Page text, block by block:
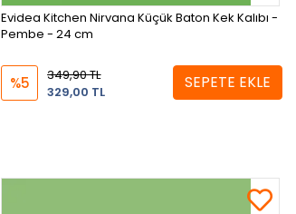
Evidea Kitchen Nirvana Küçük Baton Kek Kalıbı -
Pembe - 24 cm
%5
349,90 TL
329,00 TL
SEPETE EKLE